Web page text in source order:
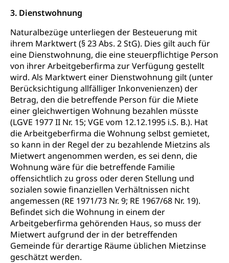
3. Dienstwohnung
Naturalbezüge unterliegen der Besteuerung mit
ihrem Marktwert (§ 23 Abs. 2 StG). Dies gilt auch für
eine Dienstwohnung, die eine steuerpflichtige Person
von ihrer Arbeitgeberfirma zur Verfügung gestellt
wird. Als Marktwert einer Dienstwohnung gilt (unter
Berücksichtigung allfälliger Inkonvenienzen) der
Betrag, den die betreffende Person für die Miete
einer gleichwertigen Wohnung bezahlen müsste
(LGVE 1977 II Nr. 15; VGE vom 12.12.1995 i.S. B.). Hat
die Arbeitgeberfirma die Wohnung selbst gemietet,
so kann in der Regel der zu bezahlende Mietzins als
Mietwert angenommen werden, es sei denn, die
Wohnung wäre für die betreffende Familie
offensichtlich zu gross oder deren Stellung und
sozialen sowie finanziellen Verhältnissen nicht
angemessen (RE 1971/73 Nr. 9; RE 1967/68 Nr. 19).
Befindet sich die Wohnung in einem der
Arbeitgeberfirma gehörenden Haus, so muss der
Mietwert aufgrund der in der betreffenden
Gemeinde für derartige Räume üblichen Mietzinse
geschätzt werden.
Kindes- und Erwachsenenschutzbehörden im
Umwelt und Bauen
Abfall
Abfallentsorgung, Kehrichtabfuhr, Müllabfuhr
Abfall und Entsorgung
Gemeindeverbände für Abfallentsorgung
Boden, Natur und Landschaft
Bodenschutz, Landschaftsschutz, Gewässerschutz,
Naturschutz, Umweltschutz
Natur (Dienststelle Landwirtschaft und
Wald)
Natur- und Lanschaftsschutz (GEO-Portal
rawi)
Boden
Chemie und Gifte
Giftabfälle, Giftmüll, Schadstoffe, Giftstoffe, Störfall
Sonderabfälle und Gifte (Umweltberatung
Luzern)
Eigentum
Liegenschaft, Immobilie, Grundstück
ÖREB-Kataster
Grundeigentümerabfrage
Energie
Strom, Energieversorgung, Stromversorgung,
Energieverbrauch, Stromverbrauch, Energiequelle,
Windenergie, Wasserkraft, Sonnenenergie, fossile
Energie, erneuerbare Energie, Biomasse